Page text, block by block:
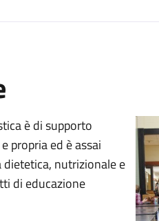
è di supporto
propria ed è assai
nutrizionale e
di educazione